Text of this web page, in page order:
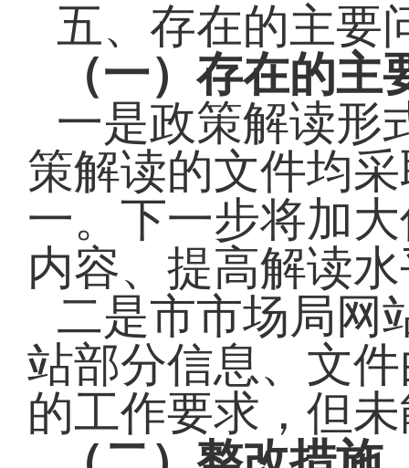
五、存在的主要
（一）存在的主
一是政策解读形
策解读的文件均
一。下一步将加
内容、提高解读
二是市市场局网
站部分信息、文
的工作要求，但